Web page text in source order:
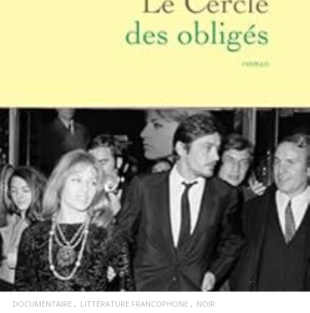
LIRE LA SUITE
DOCUMENTAIRE LITTÉRATURE FRANCOPHONE NOIR